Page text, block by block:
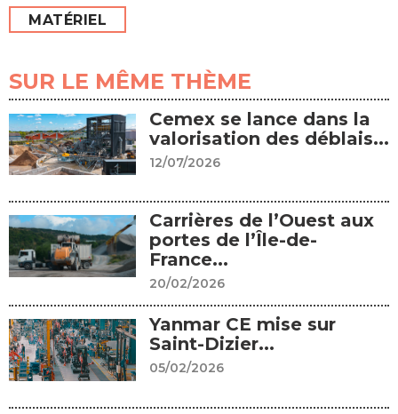
MATÉRIEL
SUR LE MÊME THÈME
Cemex se lance dans la
valorisation des déblais...
12/07/2026
Carrières de l’Ouest aux
portes de l’Île-de-
France...
20/02/2026
Yanmar CE mise sur
Saint-Dizier...
05/02/2026